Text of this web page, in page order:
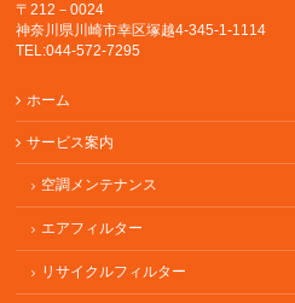
〒212－0024
神奈川県川崎市幸区塚越4-345-1-1114
TEL:044-572-7295
ホーム
サービス案内
空調メンテナンス
エアフィルター
リサイクルフィルター